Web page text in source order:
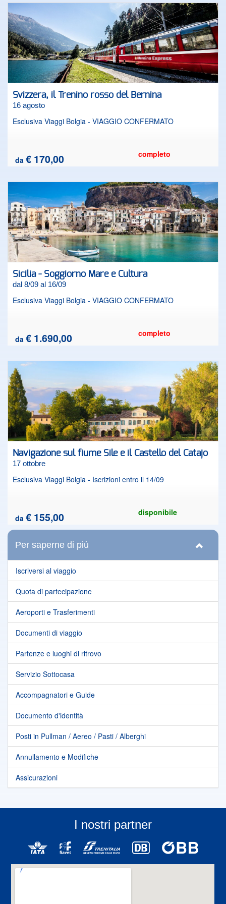
Svizzera, il Trenino rosso del Bernina
16 agosto
Esclusiva Viaggi Bolgia - VIAGGIO CONFERMATO
da € 170,00 completo
Sicilia - Soggiorno Mare e Cultura
dal 8/09 al 16/09
Esclusiva Viaggi Bolgia - VIAGGIO CONFERMATO
da € 1.690,00 completo
Navigazione sul fiume Sile e il Castello del Catajo
17 ottobre
Esclusiva Viaggi Bolgia - Iscrizioni entro il 14/09
da € 155,00 disponibile
Per saperne di più
Iscriversi al viaggio
Quota di partecipazione
Aeroporti e Trasferimenti
Documenti di viaggio
Partenze e luoghi di ritrovo
Servizio Sottocasa
Accompagnatori e Guide
Documento d'identità
Posti in Pullman / Aereo / Pasti / Alberghi
Annullamento e Modifiche
Assicurazioni
I nostri partner